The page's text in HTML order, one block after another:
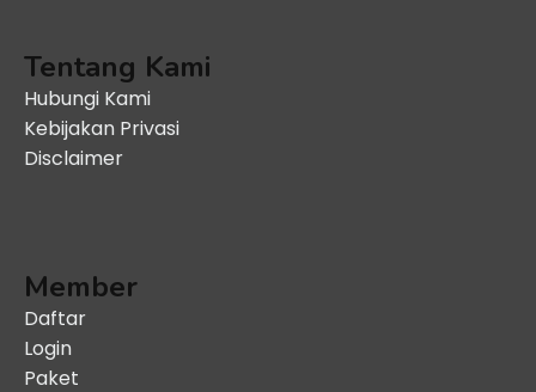
Tentang Kami
Hubungi Kami
Kebijakan Privasi
Disclaimer
Member
Daftar
Login
Paket